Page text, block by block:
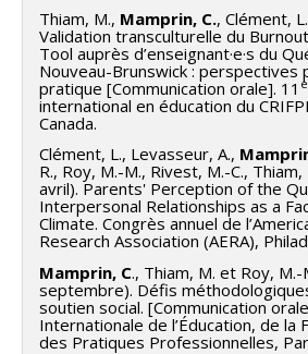
Thiam, M., Mamprin, C., Clément,
Validation transculturelle du
Tool auprès d’enseignant·e·s du
Nouveau-Brunswick : perspectives
pratique [Communication orale]. 11 e
international en éducation du
Canada.
Clément, L., Levasseur, A.,
R., Roy, M.-M., Rivest, M.-C.,
avril). Parents' Perception of the
Interpersonal Relationships as a
Climate. Congrès annuel de
Research Association (AERA),
Mamprin, C., Thiam, M. et Roy, M.-
septembre). Défis
soutien social. [Communication
Internationale de l’Éducation, de la
des Pratiques Professionnelles,